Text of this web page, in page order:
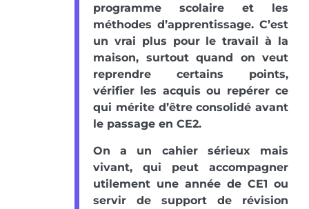
programme scolaire et les
méthodes d’apprentissage. C’est
un vrai plus pour le travail à la
maison, surtout quand on veut
reprendre certains points,
vérifier les acquis ou repérer ce
qui mérite d’être consolidé avant
le passage en CE2.
On a un cahier sérieux mais
vivant, qui peut accompagner
utilement une année de CE1 ou
servir de support de révision